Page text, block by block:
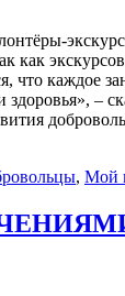
как
каждое
–
, Мой